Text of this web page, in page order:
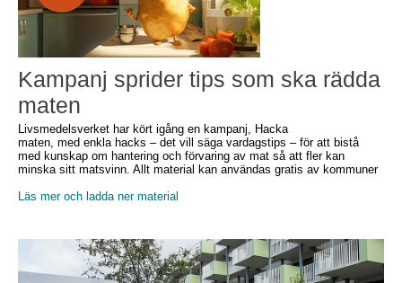
Kampanj sprider tips som ska rädda
maten
Livsmedelsverket har kört igång en kampanj, Hacka
maten, med enkla hacks – det vill säga vardagstips – för att bistå
med kunskap om hantering och förvaring av mat så att fler kan
minska sitt matsvinn. Allt material kan användas gratis av kommuner
Läs mer och ladda ner material